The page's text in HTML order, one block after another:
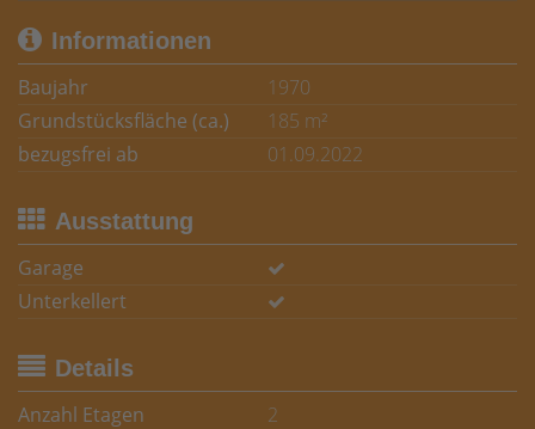
Informationen
Baujahr
1970
Grundstücksfläche (ca.)
185 m²
bezugsfrei ab
01.09.2022
Ausstattung
Garage
Unterkellert
Details
Anzahl Etagen
2